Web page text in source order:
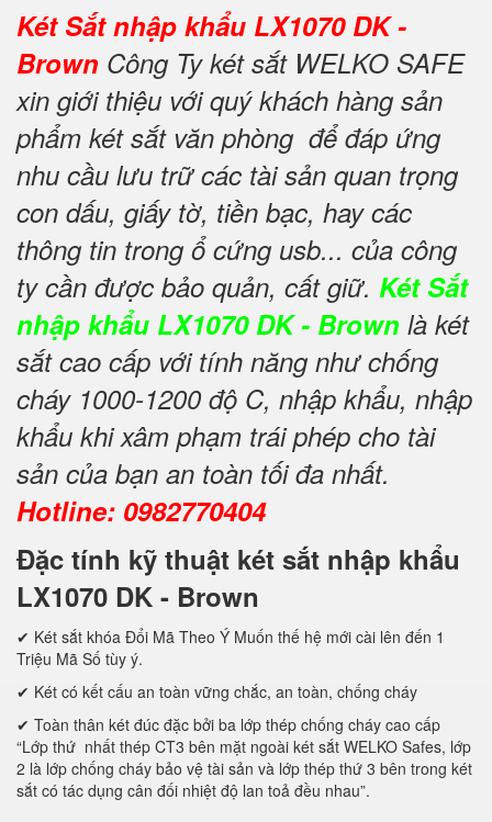
Két Sắt nhập khẩu LX1070 DK -
Brown Công Ty két sắt WELKO SAFE
xin giới thiệu với quý khách hàng sản
phẩm két sắt văn phòng để đáp ứng
nhu cầu lưu trữ các tài sản quan trọng
con dấu, giấy tờ, tiền bạc, hay các
thông tin trong ổ cứng usb... của công
ty cần được bảo quản, cất giữ. Két Sắt
nhập khẩu LX1070 DK - Brown là két
sắt cao cấp với tính năng như chống
cháy 1000-1200 độ C, nhập khẩu, nhập
khẩu khi xâm phạm trái phép cho tài
sản của bạn an toàn tối đa nhất.
Hotline: 0982770404
Đặc tính kỹ thuật két sắt nhập khẩu
LX1070 DK - Brown
✔ Két sắt khóa Đổi Mã Theo Ý Muốn thế hệ mới cài lên đến 1
Triệu Mã Số tùy ý.
✔ Két có kết cấu an toàn vững chắc, an toàn, chống cháy
✔ Toàn thân két đúc đặc bởi ba lớp thép chống cháy cao cấp
“Lớp thứ nhất thép CT3 bên mặt ngoài két sắt WELKO Safes, lớp
2 là lớp chống cháy bảo vệ tài sản và lớp thép thứ 3 bên trong két
sắt có tác dụng cân đối nhiệt độ lan toả đều nhau”.